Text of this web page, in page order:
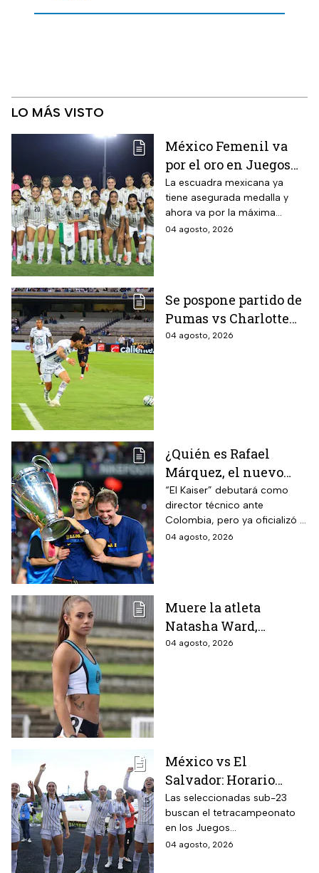
LO MÁS VISTO
México Femenil va
por el oro en Juegos
Centroamericanos; ya
conoce a su rival
La escuadra mexicana ya
tiene asegurada medalla y
ahora va por la máxima
presea en los Juegos
04 agosto, 2026
Se pospone partido de
Pumas vs Charlotte
FC en el inicio de la
04 agosto, 2026
¿Quién es Rafael
Márquez, el nuevo
entrenador de la
Selección Mexicana
que debutará con
Colombia, Perú y
“El Kaiser” debutará como
director técnico ante
Colombia, pero ya oficializó la
fecha de su primer encuentro
04 agosto, 2026
Muere la atleta
Natasha Ward,
promesa del atletismo
04 agosto, 2026
México vs El
Salvador: Horario
oficial y dónde ver la
semifinal de la
femenil en los Juegos
Centroamericanos
Las seleccionadas sub-23
buscan el tetracampeonato
en los Juegos
Centroamericanos y del
04 agosto, 2026